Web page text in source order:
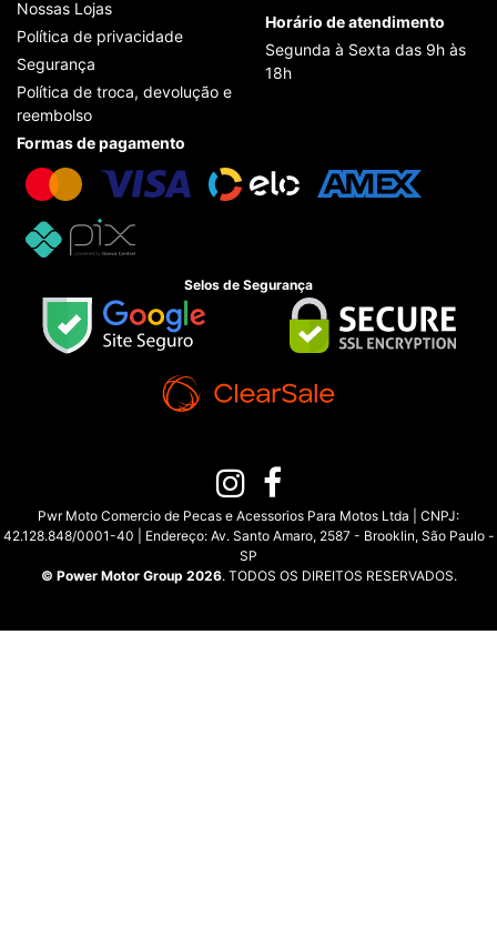
Nossas Lojas
Política de privacidade
Segurança
Política de troca, devolução e
reembolso
Horário de atendimento
Segunda à Sexta das 9h às
18h
Formas de pagamento
Selos de Segurança
Pwr Moto Comercio de Pecas e Acessorios Para Motos Ltda | CNPJ:
42.128.848/0001-40 | Endereço: Av. Santo Amaro, 2587 - Brooklin, São Paulo -
SP
© Power Motor Group 2026. TODOS OS DIREITOS RESERVADOS.